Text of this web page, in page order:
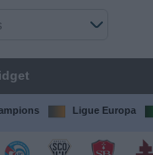
Ligue Europa